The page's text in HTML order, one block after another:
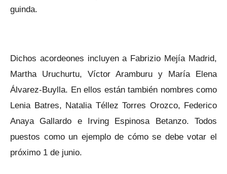
guinda.
Dichos acordeones incluyen a Fabrizio Mejía Madrid,
Martha Uruchurtu, Víctor Aramburu y María Elena
Álvarez-Buylla. En ellos están también nombres como
Lenia Batres, Natalia Téllez Torres Orozco, Federico
Anaya Gallardo e Irving Espinosa Betanzo. Todos
puestos como un ejemplo de cómo se debe votar el
próximo 1 de junio.